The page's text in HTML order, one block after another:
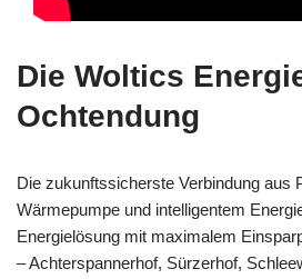
Die Woltics
Ochtendung
Die zukunftssicherste Verbindung aus
Wärmepumpe und intelligentem
Energielösung mit maximalem
– Achterspannerhof, Sürzerhof,